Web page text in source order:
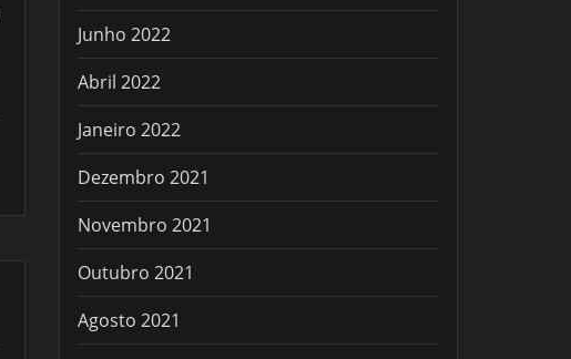
Junho 2022
Abril 2022
Janeiro 2022
Dezembro 2021
Novembro 2021
Outubro 2021
Agosto 2021